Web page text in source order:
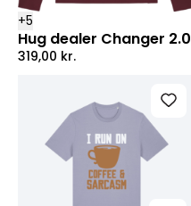
+5
Hug dealer Changer 2.0
319,00 kr.